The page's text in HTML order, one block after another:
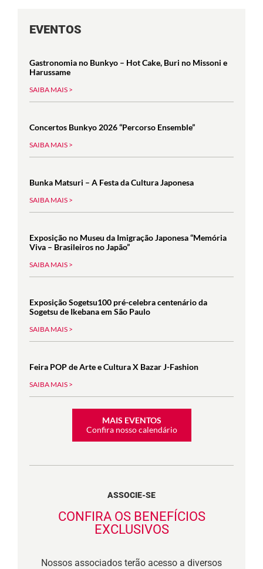
EVENTOS
Gastronomia no Bunkyo – Hot Cake, Buri no Missoni e
Harussame
SAIBA MAIS >
Concertos Bunkyo 2026 “Percorso Ensemble”
SAIBA MAIS >
Bunka Matsuri – A Festa da Cultura Japonesa
SAIBA MAIS >
Exposição no Museu da Imigração Japonesa “Memória
Viva – Brasileiros no Japão”
SAIBA MAIS >
Exposição Sogetsu100 pré-celebra centenário da
Sogetsu de Ikebana em São Paulo
SAIBA MAIS >
Feira POP de Arte e Cultura X Bazar J-Fashion
SAIBA MAIS >
MAIS EVENTOS
Confira nosso calendário
ASSOCIE-SE
CONFIRA OS BENEFÍCIOS
EXCLUSIVOS
Nossos associados terão acesso a diversos